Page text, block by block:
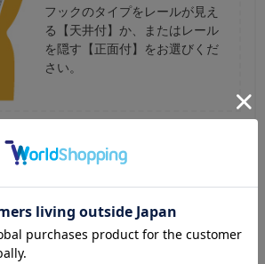
フックのタイプをレールが見え
る【天井付】か、またはレール
を隠す【正面付】をお選びくだ
さい。
面付
仕上がりサイズ)